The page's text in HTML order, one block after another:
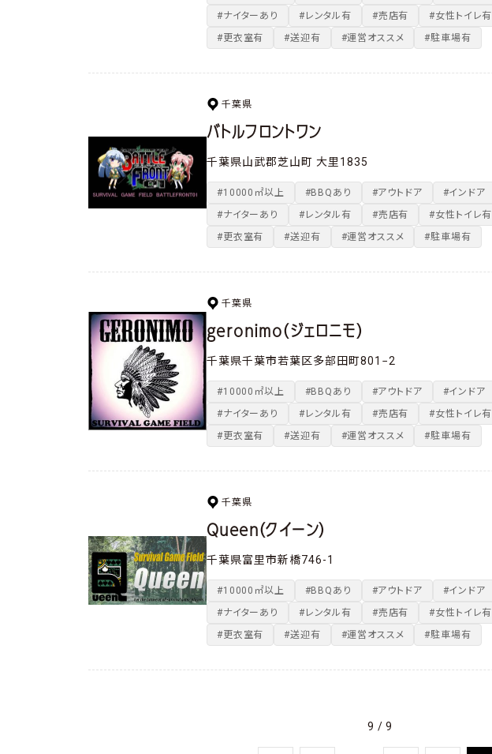
#ナイターあり
#レンタル有 #売店有 #女性トイレ有
#更衣室有
#送迎有 #運営オススメ #駐車場有
千葉県
バトルフロントワン
千葉県山武郡芝山町 大里1835
#10000㎡以上 #BBQあり #アウトドア #インドア
#ナイターあり
#レンタル有 #売店有 #女性トイレ有
#更衣室有
#送迎有 #運営オススメ #駐車場有
千葉県
geronimo（ジェロニモ）
千葉県千葉市若葉区多部田町801−2
#10000㎡以上 #BBQあり #アウトドア #インドア
#ナイターあり
#レンタル有 #売店有 #女性トイレ有
#更衣室有
#送迎有 #運営オススメ #駐車場有
千葉県
Queen（クイーン）
千葉県富里市新橋746-1
#10000㎡以上 #BBQあり #アウトドア #インドア
#ナイターあり
#レンタル有 #売店有 #女性トイレ有
#更衣室有
#送迎有 #運営オススメ #駐車場有
9 / 9